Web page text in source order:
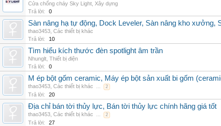
Cửa chống cháy Sky Light Xây dựng
Trả lời:
0
Sàn nâng hạ tự động, Dock Leveler, Sàn nâng kho xưởng,
thao3453 Các thiết bị khác
Trả lời:
10
Tìm hiểu kích thước đèn spotlight âm trần
Nhunglt Thiết bị điện
Trả lời:
0
M ép bột gốm ceramic, Máy ép bột sản xuất bi gốm
thao3453 Các thiết bị khác ... 2
Trả lời: 20
Địa chỉ bán tời thủy lực, Bán tời thủy lực chính hãng giá tốt
thao3453 Các thiết bị khác ... 2
Trả lời: 27